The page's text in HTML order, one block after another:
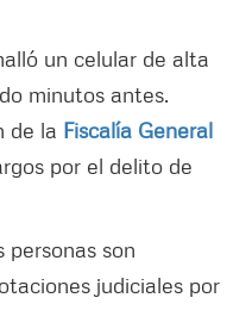
un celular de alta
minutos antes.
de la Fiscalía General
por el delito de
personas son
judiciales por